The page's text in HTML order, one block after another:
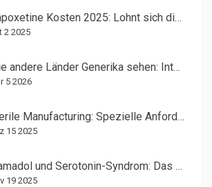
Dapoxetine Kosten 2025: Lohnt sich die Investition?
2 2025
Wie andere Länder Generika sehen: Internationale Perspektiven von Anbietern
5 2026
Sterile Manufacturing: Spezielle Anforderungen an injizierbare Arzneimittel
15 2025
Tramadol und Serotonin-Syndrom: Das atypische Opioid-Risiko
19 2025